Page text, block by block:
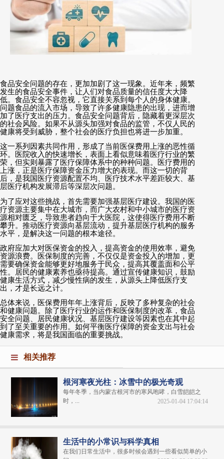
食品安全问题的存在，更加加剧了这一现象。近年来，频繁
发生的食品安全事件，让人们对食品质量的信任度大大降
低。食品安全不容忽视，它直接关系到每个人的身体健康。
问题食品的流入市场，导致了许多健康隐患的出现，进而增
加了医疗支出的压力。食品安全问题背后，隐藏着更深层次
的社会风险。如果不从源头加强对食品的监管，不仅人民的
健康将受到威胁，整个社会的医疗负担也将进一步加重。
这一系列因素共同作用，形成了当前医保费用上涨的恶性循
环。医院收入的快速增长，表面上看似意味着医疗行业的繁
荣，但实则暴露了医疗保障体系中的种种问题。医疗费用的
上涨，正是医疗保障资金压力增大的表现。而这一切的背
后，是我国医疗资源配置不均、医疗技术水平差距较大、基
层医疗机构发展滞后等深层次问题。
为了应对这些挑战，首先需要加强基层医疗建设。我国的医
疗资源主要集中在大城市，而广大农村和中小城市的医疗资
源相对匮乏，导致患者趋向于大医院，这使得医疗费用不断
攀升。推动医疗资源向基层流动，提升基层医疗机构的服务
水平，是解决这一问题的根本途径。
政府应加大对医保资金的投入，提高资金的使用效率，避免
资源浪费。医保制度的完善，不仅仅是资金投入的增加，更
需要确保资金能够更好地服务于民众，提高其覆盖面和公平
性。居民的健康素养也亟待提高。通过宣传健康知识，鼓励
健康生活方式，减少慢性病的发生，从源头上降低医疗支
出，才是长远之计。
总体来说，医保费用年年上涨背后，反映了多种复杂的社会
和健康问题。除了医疗行业的运作和医保制度的改革，食品
安全问题、居民健康状况、基层医疗建设等因素也在其中起
到了至关重要的作用。如何平衡医疗保障的资金支出与社会
健康需求，将是我国面临的重要挑战。
相关推荐
根河寒夜光柱：冰雪中的极光奇观
每年冬季，当内蒙古根河市的寒风咆哮，白雪皑皑之
时，...
2025-01-04 17:04:14
生活中的小常识与科学真相
在我们日常生活中，很多时候会遇到一些看似简单的小